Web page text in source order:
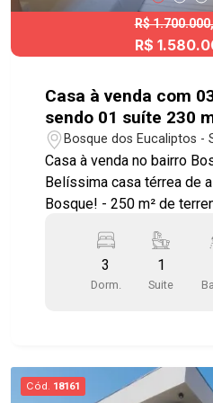
R$
R$
Casa à venda com
sendo 01 suíte 230
Bosque dos
Bosque dos Eucaliptos -
Campos/SP
Casa à venda no bairro
Belíssima casa térrea de
Bosque! - 250 m² de
imóvel conta com: - 3
premium com closet, ar-
com água quente; -
revertidos em
box de vidro e armários; -
3
Dorm.
1
Suite
Cód. 18161